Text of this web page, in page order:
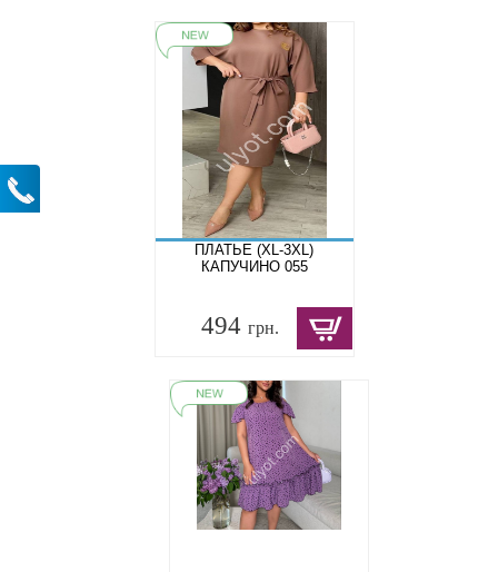
ПЛАТЬЕ (XL-3XL)
КАПУЧИНО 055
494 грн.